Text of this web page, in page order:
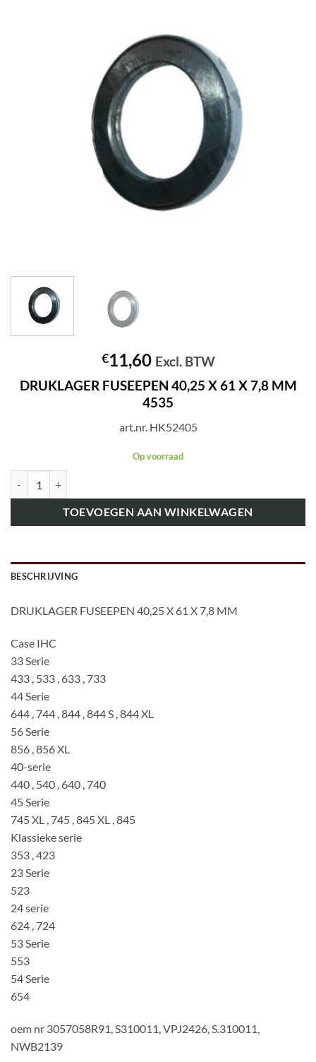
€11,60 Excl. BTW
DRUKLAGER FUSEEPEN 40,25 X 61 X 7,8 MM
4535
art.nr. HK52405
Op voorraad
TOEVOEGEN AAN WINKELWAGEN
BESCHRIJVING
DRUKLAGER FUSEEPEN 40,25 X 61 X 7,8 MM
Case IHC
33 Serie
433 , 533 , 633 , 733
44 Serie
644 , 744 , 844 , 844 S , 844 XL
56 Serie
856 , 856 XL
40-serie
440 , 540 , 640 , 740
45 Serie
745 XL , 745 , 845 XL , 845
Klassieke serie
353 , 423
23 Serie
523
24 serie
624 , 724
53 Serie
553
54 Serie
654
oem nr 3057058R91, S310011, VPJ2426, S.310011,
NWB2139